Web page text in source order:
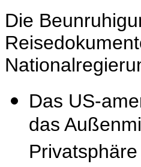
Die
Das US-
das